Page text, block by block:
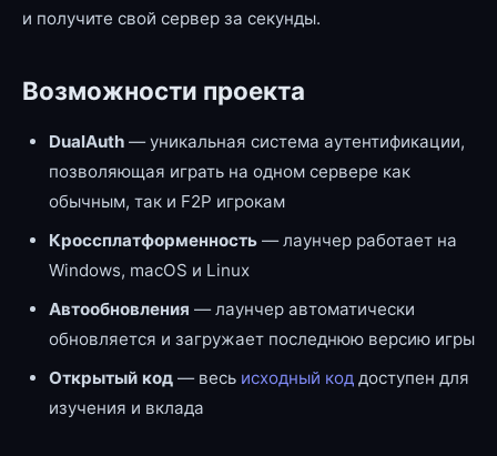
и получите свой сервер за секунды.
Возможности проекта
DualAuth — уникальная система аутентификации,
позволяющая играть на одном сервере как
обычным, так и F2P игрокам
Кроссплатформенность — лаунчер работает на
Windows, macOS и Linux
Автообновления — лаунчер автоматически
обновляется и загружает последнюю версию игры
Открытый код — весь исходный код доступен для
изучения и вклада